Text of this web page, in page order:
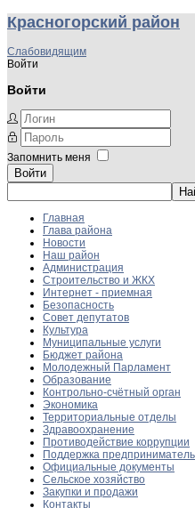
Красногорский район
Слабовидящим
Войти
Войти
Запомнить меня
Войти
Главная
Глава района
Новости
Наш район
Администрация
Строительство и ЖКХ
Интернет - приемная
Безопасность
Совет депутатов
Культура
Муниципальные услуги
Бюджет района
Молодежный Парламент
Образование
Контрольно-счётный орган
Экономика
Территориальные отделы
Здравоохранение
Противодействие коррупции
Поддержка
Официальные документы
Сельское хозяйство
Закупки и продажи
Контакты